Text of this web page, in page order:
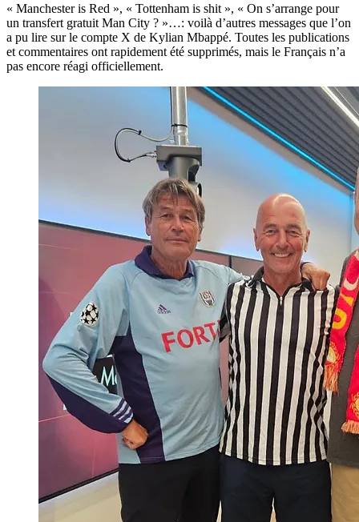
« Manchester is Red », « Tottenham is shit », « On s’arrange pour
un transfert gratuit Man City ? »…: voilà d’autres messages que l’on
a pu lire sur le compte X de Kylian Mbappé. Toutes les publications
et commentaires ont rapidement été supprimés, mais le Français n’a
pas encore réagi officiellement.